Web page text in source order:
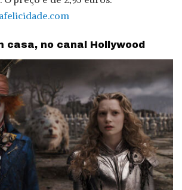
casa, no canal Hollywood